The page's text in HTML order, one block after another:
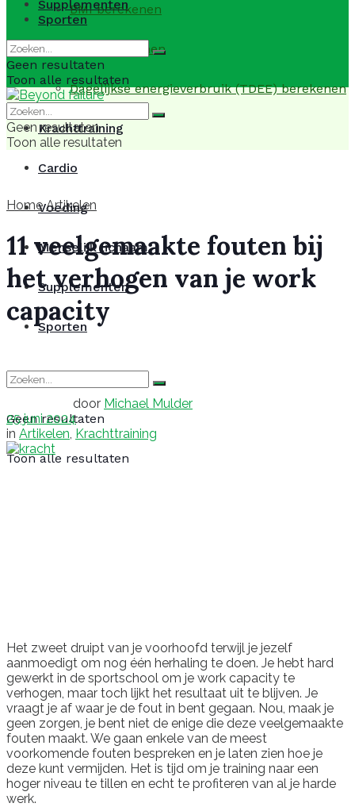
BMI berekenen
BMR berekenen
Dagelijkse energieverbruik (TDEE) berekenen
Krachttraining
Cardio
Voeding
Menselijk lichaam
Supplementen
Sporten
Geen resultaten
Toon alle resultaten
Supplementen
Sporten
Geen resultaten
Toon alle resultaten
Geen resultaten
Toon alle resultaten
Home Artikelen
11 veelgemaakte fouten bij
het verhogen van je work
capacity
door Michael Mulder
25 juni 2024
in Artikelen, Krachttraining
Het zweet druipt van je voorhoofd terwijl je jezelf
aanmoedigt om nog één herhaling te doen. Je hebt hard
gewerkt in de sportschool om je work capacity te
verhogen, maar toch lijkt het resultaat uit te blijven. Je
vraagt je af waar je de fout in bent gegaan. Nou, maak je
geen zorgen, je bent niet de enige die deze veelgemaakte
fouten maakt. We gaan enkele van de meest
voorkomende fouten bespreken en je laten zien hoe je
deze kunt vermijden. Het is tijd om je training naar een
hoger niveau te tillen en echt te profiteren van al je harde
werk.